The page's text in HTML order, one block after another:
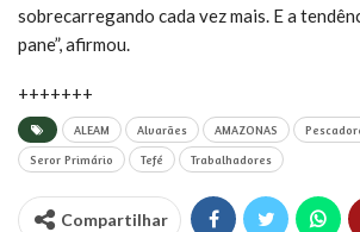
sobrecarregando cada vez mais. E a
pane”, afirmou.
+++++++
ALEAM Alvarães AMAZONAS
Seror Primário Tefé Trabalhadores
Compartilhar